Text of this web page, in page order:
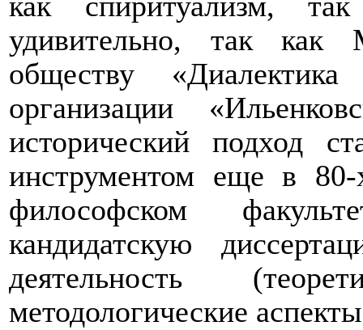
удивительно, так как
обществу
организации
исторический подход
инструментом еще в
философском
кандидатскую
деятельность
методологические